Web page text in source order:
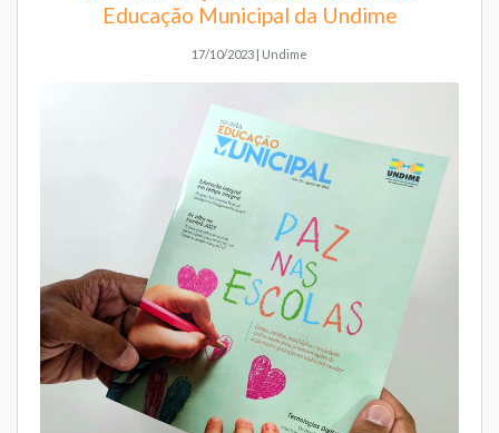
Educação Municipal da Undime
17/10/2023 | Undime